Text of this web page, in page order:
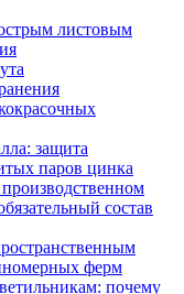
листовым
защита
паров цинка
состав
ферм
почему